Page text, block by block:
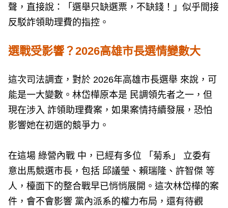
聲，直接說：「選舉只缺選票，不缺錢！」似乎間接
反駁詐領助理費的指控。
選戰受影響？2026高雄市長選情變數大
這次司法調查，對於 2026年高雄市長選舉 來說，可
能是一大變數。林岱樺原本是 民調領先者之一，但
現在涉入 詐領助理費案，如果案情持續發展，恐怕
影響她在初選的競爭力。
在這場 綠營內戰 中，已經有多位 「菊系」 立委有
意出馬競選市長，包括 邱議瑩、賴瑞隆、許智傑 等
人，檯面下的整合戰早已悄悄展開。這次林岱樺的案
件，會不會影響 黨內派系的權力布局，還有待觀